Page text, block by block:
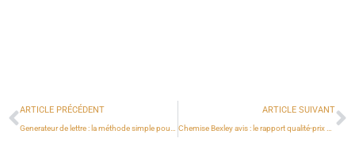
ARTICLE PRÉCÉDENT ARTICLE SUIVANT